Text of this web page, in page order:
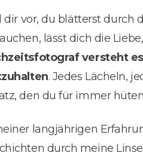
dir vor, du blätterst durch
lässt dich die
versteht
. Jedes Lächeln,
den du für immer
langjährigen
durch meine